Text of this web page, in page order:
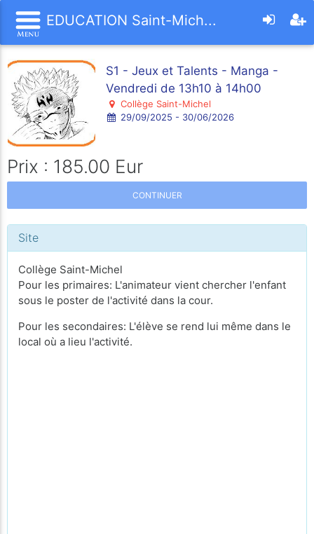
EDUCATION Saint-Mich...
S1 - Jeux et Talents - Manga -
Vendredi de 13h10 à 14h00
Collège Saint-Michel
29/09/2025 - 30/06/2026
Prix : 185.00 Eur
CONTINUER
Site
Collège Saint-Michel
Pour les primaires: L'animateur vient chercher l'enfant
sous le poster de l'activité dans la cour.
Pour les secondaires: L'élève se rend lui même dans le
local où a lieu l'activité.